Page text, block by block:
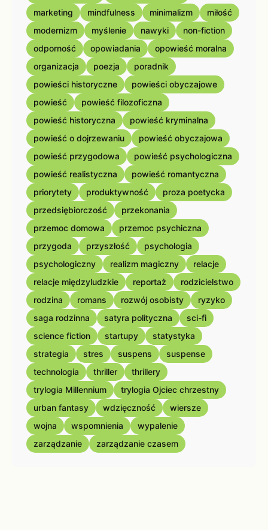
marketing
mindfulness minimalizm
miłość
modernizm
myślenie nawyki
non-fiction
odporność
opowiadania
opowieść moralna
organizacja
poezja
poradnik
powieści historyczne
powieści obyczajowe
powieść
powieść filozoficzna
powieść historyczna
powieść kryminalna
powieść o dojrzewaniu
powieść obyczajowa
powieść przygodowa
powieść psychologiczna
powieść realistyczna
powieść romantyczna
priorytety
produktywność
proza poetycka
przedsiębiorczość
przekonania
przemoc domowa
przemoc psychiczna
przygoda
przyszłość
psychologia
psychologiczny
realizm magiczny
relacje
relacje międzyludzkie
reportaż
rodzicielstwo
rodzina
romans rozwój osobisty
ryzyko
saga rodzinna
satyra polityczna
sci-fi
science fiction
startupy
statystyka
strategia
stres suspens
suspense
technologia
thriller
thrillery
trylogia Millennium
trylogia Ojciec chrzestny
urban fantasy
wdzięczność
wiersze
wojna
wspomnienia
wypalenie
zarządzanie
zarządzanie czasem